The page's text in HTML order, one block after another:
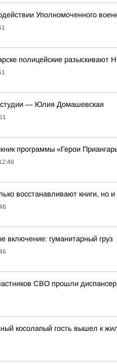
Уполномоченного
полицейские разыскивают
студии — Юлия Домашевская
программы «Герои
восстанавливают книги, но и
включение: гуманитарный груз
СВО прошли
косолапый гость вышел к